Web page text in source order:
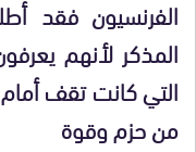
المذكر لأنهم
التي كانت تقف أمام
من حزم وقوة